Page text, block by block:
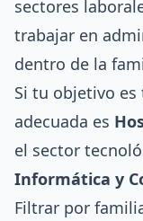
sectores
trabajar en
dentro de la
Si tu objetivo
adecuada es
el sector
Informática y
Filtrar por